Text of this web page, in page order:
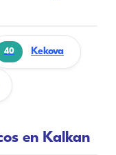
40 Kekova
en Kalkan